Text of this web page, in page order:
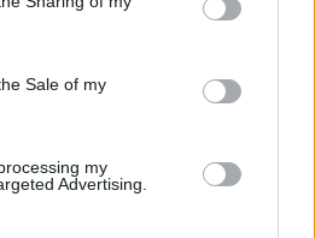
Sale of my
my
Advertising.
17.05, 18.05, 19.05, 20.05,